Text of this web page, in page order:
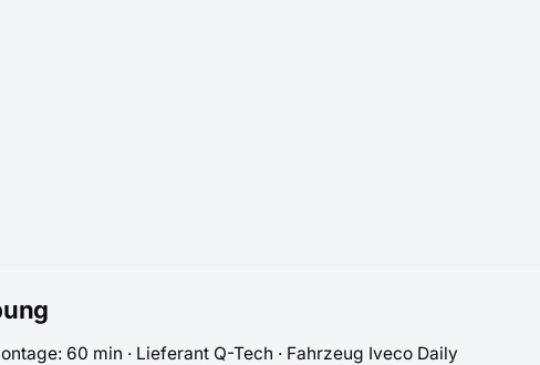
60 min · Lieferant Q-Tech · Fahrzeug Iveco Daily